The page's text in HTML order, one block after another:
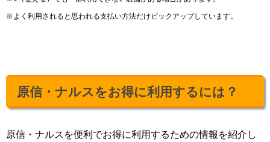
※よく利用されると思われる支払い方法だけピックアップしています。
原信・ナルスをお得に利用するには？
原信・ナルスを便利でお得に利用するための情報を紹介し